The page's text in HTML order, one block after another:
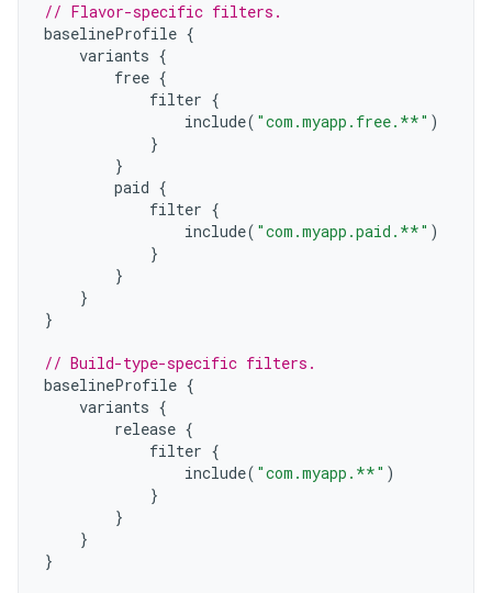
// Flavor-specific filters.
baselineProfile {
variants {
free {
filter {
include( "com.myapp.free.**" )
}
}
paid {
filter {
include( "com.myapp.paid.**" )
}
}
}
}
// Build-type-specific filters.
baselineProfile {
variants {
release {
filter {
include( "com.myapp.**" )
}
}
}
}